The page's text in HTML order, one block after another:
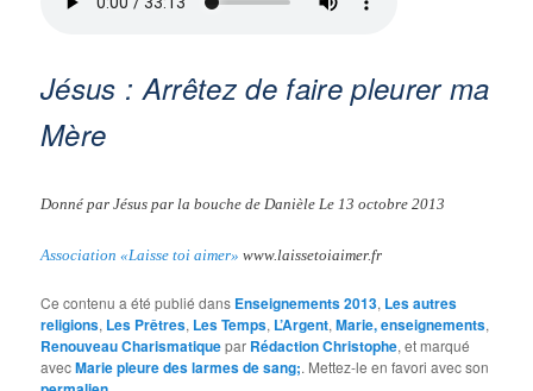
Jésus : Arrêtez de faire pleurer ma
Mère
Donné par Jésus par la bouche de Danièle Le 13 octobre 2013
Association «Laisse toi aimer» www.laissetoiaimer.fr
Ce contenu a été publié dans Enseignements 2013, Les autres
religions, Les Prêtres, Les Temps, L’Argent,Marie, enseignements,
Renouveau Charismatiquepar Rédaction Christophe, et marqué
avecMarie pleure des larmes de sang;. Mettez-le en favori avec son